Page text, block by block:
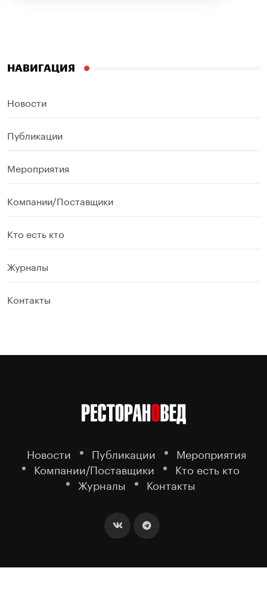
НАВИГАЦИЯ
Новости
Публикации
Мероприятия
Компании/Поставщики
Кто есть кто
Журналы
Контакты
Новости Публикации
Мероприятия
Компании/Поставщики
Кто есть кто
Журналы
Контакты